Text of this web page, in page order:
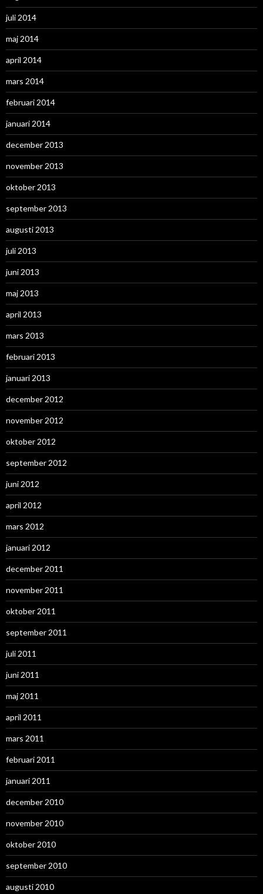
juli 2014
maj 2014
april 2014
mars 2014
februari 2014
januari 2014
december 2013
november 2013
oktober 2013
september 2013
augusti 2013
juli 2013
juni 2013
maj 2013
april 2013
mars 2013
februari 2013
januari 2013
december 2012
november 2012
oktober 2012
september 2012
juni 2012
april 2012
mars 2012
januari 2012
december 2011
november 2011
oktober 2011
september 2011
juli 2011
juni 2011
maj 2011
april 2011
mars 2011
februari 2011
januari 2011
december 2010
november 2010
oktober 2010
september 2010
augusti 2010